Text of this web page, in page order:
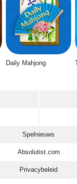
Daily Mahjong
Spelnieuws
Absolutist.com
Privacybeleid